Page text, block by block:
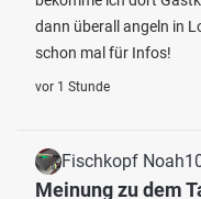
dann überall angeln in
schon mal für Infos!
vor 1 Stunde
Fischkopf
Meinung zu dem